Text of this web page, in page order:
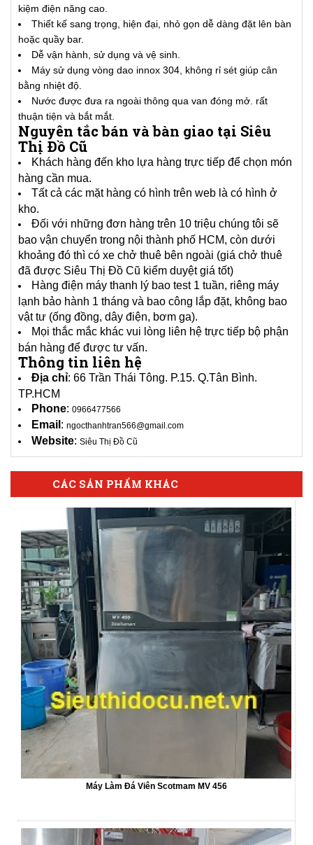
kiệm điện năng cao.
Thiết kế sang trọng, hiện đại, nhỏ gọn dễ dàng đặt lên bàn
hoặc quầy bar.
Dễ vận hành, sử dụng và vệ sinh.
Máy sử dụng vòng dao innox 304, không rỉ sét giúp cân
bằng nhiệt độ.
Nước được đưa ra ngoài thông qua van đóng mở. rất
thuận tiện và bắt mắt.
Nguyên tắc bán và bàn giao tại Siêu
Thị Đồ Cũ
Khách hàng đến kho lựa hàng trực tiếp để chọn món
hàng cần mua.
Tất cả các mặt hàng có hình trên web là có hình ở
kho.
Đối với những đơn hàng trên 10 triệu chúng tôi sẽ
bao vận chuyển trong nội thành phố HCM, còn dưới
khoảng đó thì có xe chở thuê bên ngoài (giá chở thuê
đã được Siêu Thị Đồ Cũ kiểm duyệt giá tốt)
Hàng điện máy thanh lý bao test 1 tuần, riêng máy
lạnh bảo hành 1 tháng và bao công lắp đặt, không bao
vật tư (ống đồng, dây điện, bơm ga).
Mọi thắc mắc khác vui lòng liên hệ trực tiếp bộ phận
bán hàng để được tư vấn.
Thông tin liên hệ
Địa chỉ: 66 Trần Thái Tông. P.15. Q.Tân Bình.
TP.HCM
Phone: 0966477566
Email : ngocthanhtran566@gmail.com
Website: Siêu Thị Đồ Cũ
CÁC SẢN PHẨM KHÁC
Máy Làm Đá Viên Scotmam MV 456